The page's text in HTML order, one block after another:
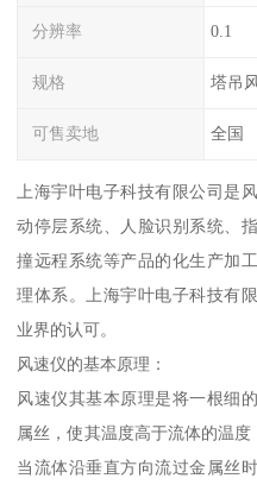
分辨率 0.1
规格 塔吊
可售卖地 全国
上海宇叶电子科技有限公司是
动停层系统、人脸识别系统、
撞远程系统等产品的化生产加
理体系。上海宇叶电子科技有
业界的认可。
风速仪的基本原理：
风速仪其基本原理是将一根细
属丝，使其温度高于流体的温度
当流体沿垂直方向流过金属丝